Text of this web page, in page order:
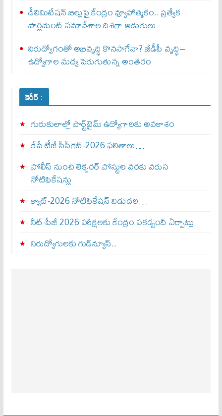
డీలిమిటేషన్ బిల్లుపై కేంద్రం వ్యూహాత్మకం.. ప్రత్యేక
పార్లమెంట్ సమావేశాల దిశగా అడుగులు
నిరుద్యోగంతో అభివృద్ధి కొనసాగేనా? జీడీపీ వృద్ధి–
ఉద్యోగాల మధ్య పెరుగుతున్న అంతరం
కెరీర్ :
గురుకులాల్లో పార్ట్‌టైమ్ ఉద్యోగాలకు అవకాశం
రేపే టీజీ సీపీగెట్‌-2026 ఫలితాలు…
పోలీస్ నుంచి లెక్చరర్ పోస్టుల వరకు వరుస
నోటిఫికేషన్లు
క్యాట్-2026 నోటిఫికేషన్ విడుదల…
నీట్-పీజీ 2026 పరీక్షలకు కేంద్రం పకడ్బందీ ఏర్పాట్లు
నిరుద్యోగులకు గుడ్‌న్యూస్..